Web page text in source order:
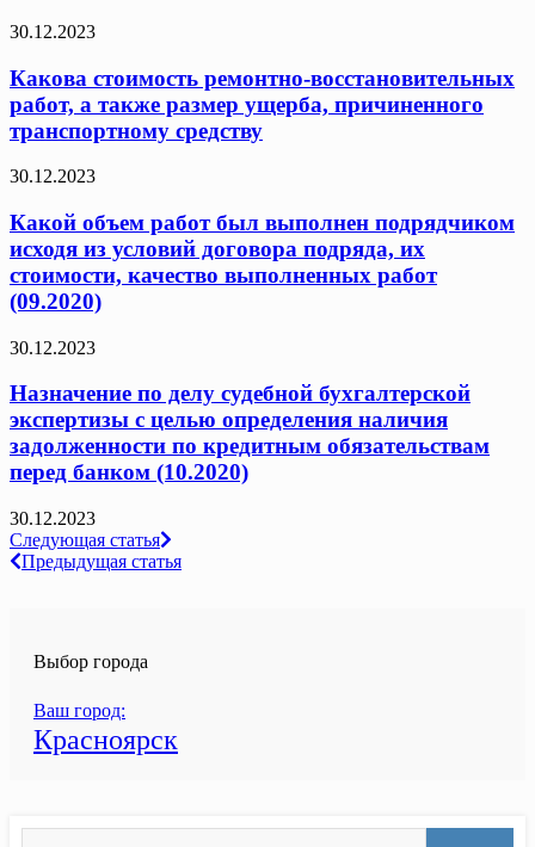
30.12.2023
Какова стоимость ремонтно-восстановительных
работ, а также размер ущерба, причиненного
транспортному средству
30.12.2023
Какой объем работ был выполнен подрядчиком
исходя из условий договора подряда, их
стоимости, качество выполненных работ
(09.2020)
30.12.2023
Назначение по делу судебной бухгалтерской
экспертизы с целью определения наличия
задолженности по кредитным обязательствам
перед банком (10.2020)
30.12.2023
Навигация
по
Следующая статья
Предыдущая статья
Выбор города
Ваш город:
Красноярск